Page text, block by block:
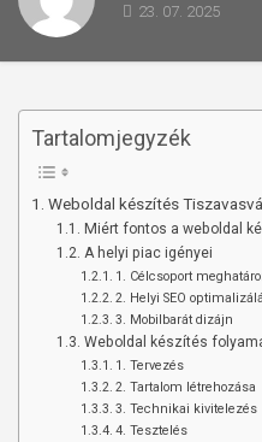
23. 07. 2025
Tartalomjegyzék
Weboldal készítés
Miért fontos a weboldal
A helyi piac igényei
1. Célcsoport
2. Helyi SEO
3. Mobilbarát dizájn
Weboldal készítés
1. Tervezés
2. Tartalom létrehozása
3. Technikai kivitelezés
4. Tesztelés